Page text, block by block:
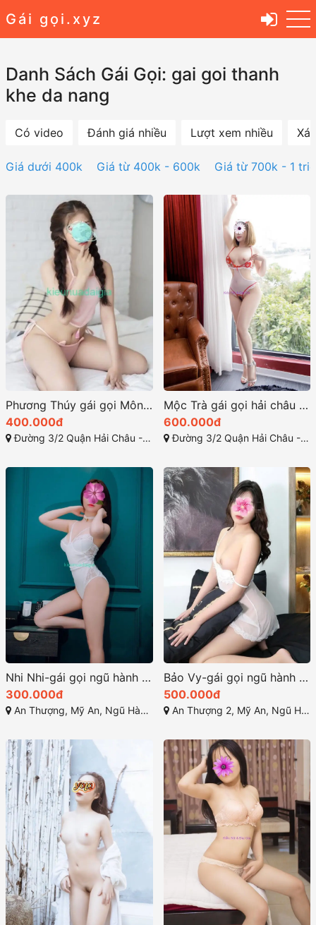
Gái gọi.xyz
Danh Sách Gái Gọi: gai goi thanh
khe da nang
Có video Đánh giá nhiều Lượt xem nhiều
Giá dưới 400k Giá từ 400k - 600k Giá từ 700k - 1
Phương Thúy gái gọi Mông căng đầy đường cong đẹp mắt
400.000đ
Đường 3/2 Quận Hải Châu - Đà Nẵng
Mộc Trà gái gọi hải châu dâm và gợi tình
600.000đ
Đường 3/2 Quận Hải Châu - Đà Nẵng
Nhi Nhi-gái gọi ngũ hành sơn đà nẵng dâm nữ siêu chất
300.000đ
An Thượng, Mỹ An, Ngũ Hành Sơn, Đà Nẵng
Bảo Vy-gái gọi ngũ hành sơn Làm tình phê sung sướng
500.000đ
An Thượng 2, Mỹ An, Ngũ Hành Sơn, Đà Nẵng